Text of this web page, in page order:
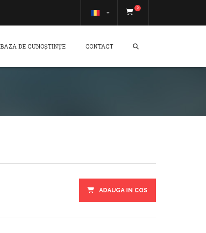
0
BAZA DE CUNOȘTINȚE CONTACT
ADAUGA IN COS